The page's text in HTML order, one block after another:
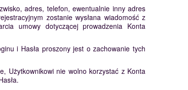
adres, telefon, ewentualnie inny adres
zostanie wysłana wiadomość z
umowy dotyczącej prowadzenia Konta
i Hasła proszony jest o zachowanie tych
Użytkownikowi nie wolno korzystać z Konta